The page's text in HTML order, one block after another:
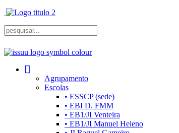
Agrupamento
Escolas
• ESSCP (sede)
• EBI D. FMM
• EB1/JI Venteira
• EB1/JI Manuel Heleno